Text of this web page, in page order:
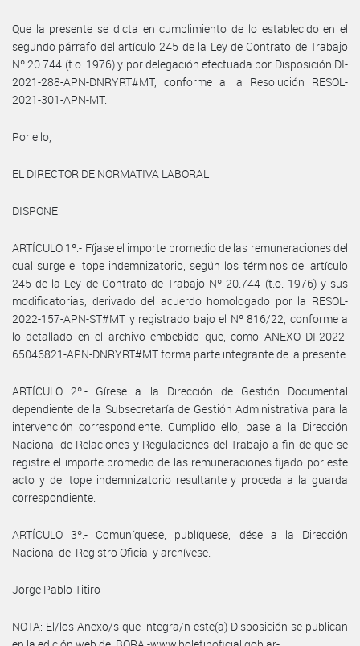
Que la presente se dicta en cumplimiento de lo establecido en el
segundo párrafo del artículo 245 de la Ley de Contrato de Trabajo
Nº 20.744 (t.o. 1976) y por delegación efectuada por Disposición DI-
2021-288-APN-DNRYRT#MT, conforme a la Resolución RESOL-
2021-301-APN-MT.
Por ello,
EL DIRECTOR DE NORMATIVA LABORAL
DISPONE:
ARTÍCULO 1º.- Fíjase el importe promedio de las remuneraciones del
cual surge el tope indemnizatorio, según los términos del artículo
245 de la Ley de Contrato de Trabajo Nº 20.744 (t.o. 1976) y sus
modificatorias, derivado del acuerdo homologado por la RESOL-
2022-157-APN-ST#MT y registrado bajo el Nº 816/22, conforme a
lo detallado en el archivo embebido que, como ANEXO DI-2022-
65046821-APN-DNRYRT#MT forma parte integrante de la presente.
ARTÍCULO 2º.- Gírese a la Dirección de Gestión Documental
dependiente de la Subsecretaría de Gestión Administrativa para la
intervención correspondiente. Cumplido ello, pase a la Dirección
Nacional de Relaciones y Regulaciones del Trabajo a fin de que se
registre el importe promedio de las remuneraciones fijado por este
acto y del tope indemnizatorio resultante y proceda a la guarda
correspondiente.
ARTÍCULO 3º.- Comuníquese, publíquese, dése a la Dirección
Nacional del Registro Oficial y archívese.
Jorge Pablo Titiro
NOTA: El/los Anexo/s que integra/n este(a) Disposición se publican